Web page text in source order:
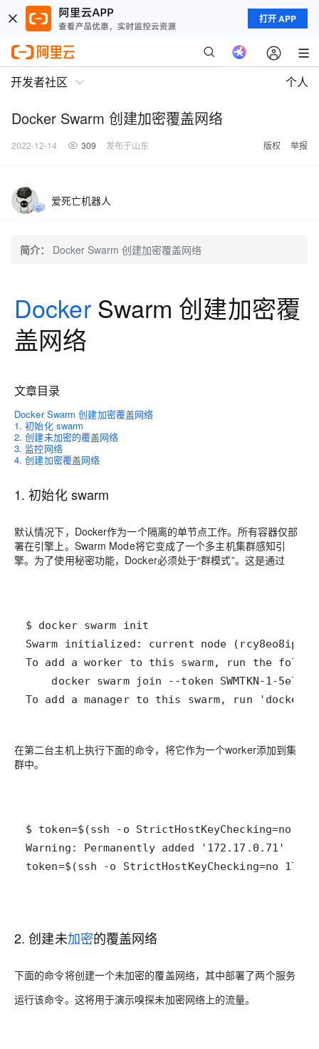
打开 APP
开发者社区 个人
Docker Swarm 创建加密覆盖网络
2022-12-14 309 发布于山东 版权 举报
爱死亡机器人
简介： Docker Swarm 创建加密覆盖网络
DockerSwarm 创建加密覆
盖网络
文章目录
Docker Swarm 创建加密覆盖网络
1. 初始化 swarm
2. 创建未加密的覆盖网络
3. 监控网络
4. 创建加密覆盖网络
1. 初始化 swarm
默认情况下，Docker作为一个隔离的单节点工作。所有容器仅部
署在引擎上。Swarm Mode将它变成了一个多主机集群感知引
擎。为了使用秘密功能，Docker必须处于“群模式”。这是通过
To add a manager to this swarm, run
在第二台主机上执行下面的命令，将它作为一个worker添加到集
群中。
token=$(ssh -o StrictHostKeyChecking=no
2. 创建未加密的覆盖网络
下面的命令将创建一个未加密的覆盖网络，其中部署了两个服务
运行该命令。这将用于演示嗅探未加密网络上的流量。